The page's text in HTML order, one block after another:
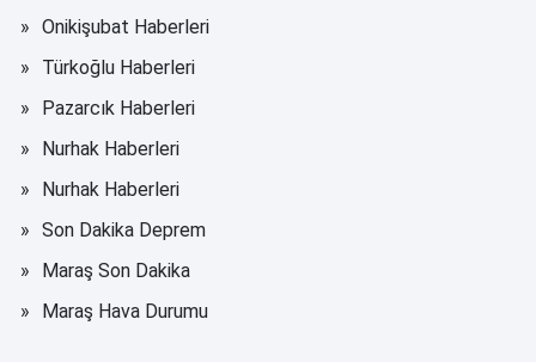
Onikişubat Haberleri
Türkoğlu Haberleri
Pazarcık Haberleri
Nurhak Haberleri
Nurhak Haberleri
Son Dakika Deprem
Maraş Son Dakika
Maraş Hava Durumu